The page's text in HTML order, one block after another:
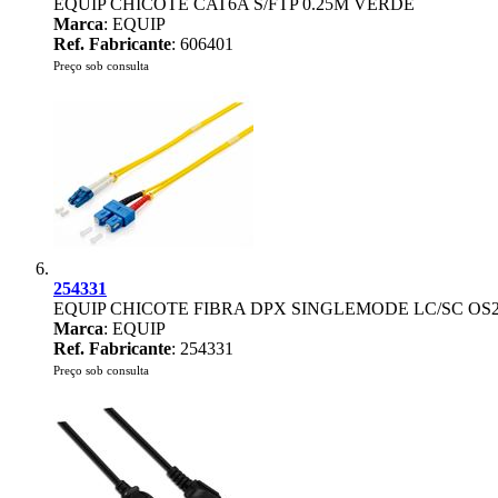
EQUIP CHICOTE CAT6A S/FTP 0.25M VERDE
Marca: EQUIP
Ref. Fabricante: 606401
Preço sob consulta
254331
EQUIP CHICOTE FIBRA DPX SINGLEMODE LC/SC
Marca: EQUIP
Ref. Fabricante: 254331
Preço sob consulta